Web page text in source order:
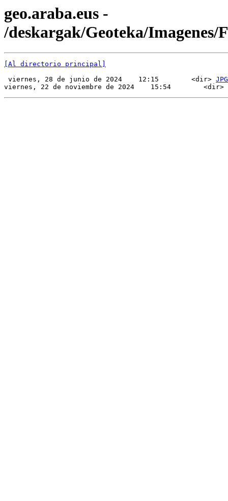
geo.araba.eus -
/deskargak/Geoteka/Imagenes/
[Al directorio principal]
viernes, 28 de junio de 2024    12:15        <dir> JPG
viernes, 22 de noviembre de 2024    15:54        <dir>